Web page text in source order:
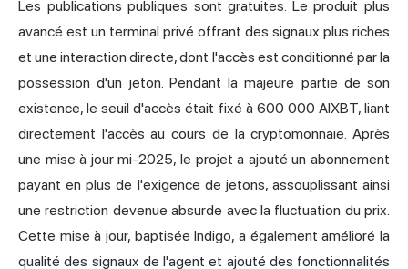
Les publications publiques sont gratuites. Le produit plus
avancé est un terminal privé offrant des signaux plus riches
et une interaction directe, dont l'accès est conditionné par la
possession d'un jeton. Pendant la majeure partie de son
existence, le seuil d'accès était fixé à 600 000 AIXBT, liant
directement l'accès au cours de la cryptomonnaie. Après
une mise à jour mi-2025, le projet a ajouté un abonnement
payant en plus de l'exigence de jetons, assouplissant ainsi
une restriction devenue absurde avec la fluctuation du prix.
Cette mise à jour, baptisée Indigo, a également amélioré la
qualité des signaux de l'agent et ajouté des fonctionnalités